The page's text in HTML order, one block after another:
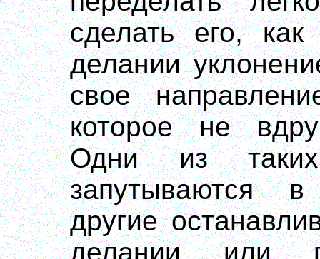
сделать его,
делании
свое
которое не
Одни из
запутываются
другие
делании, или,